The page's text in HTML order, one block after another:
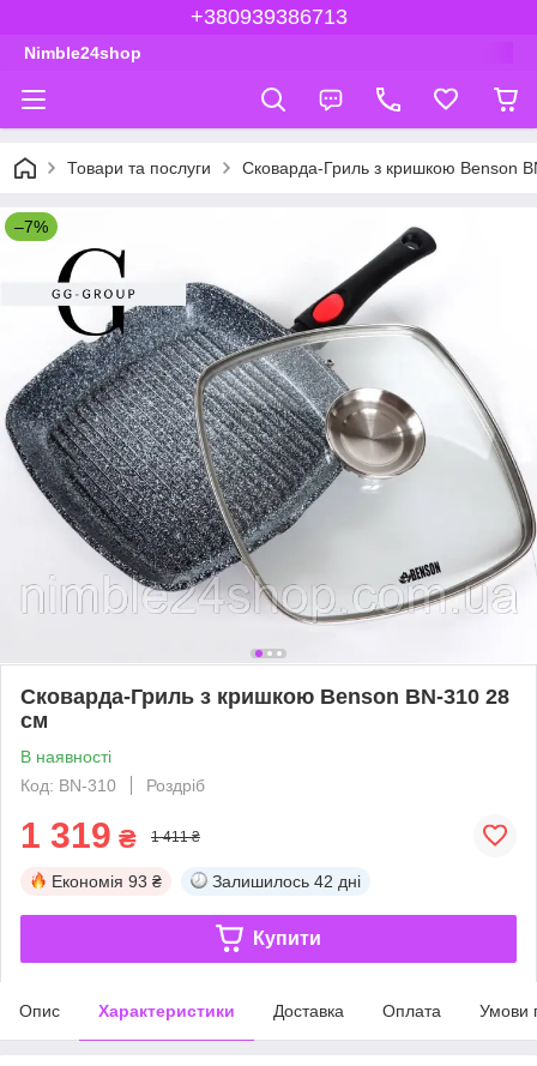
+380939386713
Nimble24shop
Товари та послуги Сковарда-Гриль з кришкою Benson
–7%
Сковарда-Гриль з кришкою Benson BN-310 28
см
В наявності
Код: BN-310
Роздріб
1 319 ₴ 1 411 ₴
Економія 93 ₴ Залишилось 42 дні
Купити
Опис Характеристики Доставка Оплата Умови